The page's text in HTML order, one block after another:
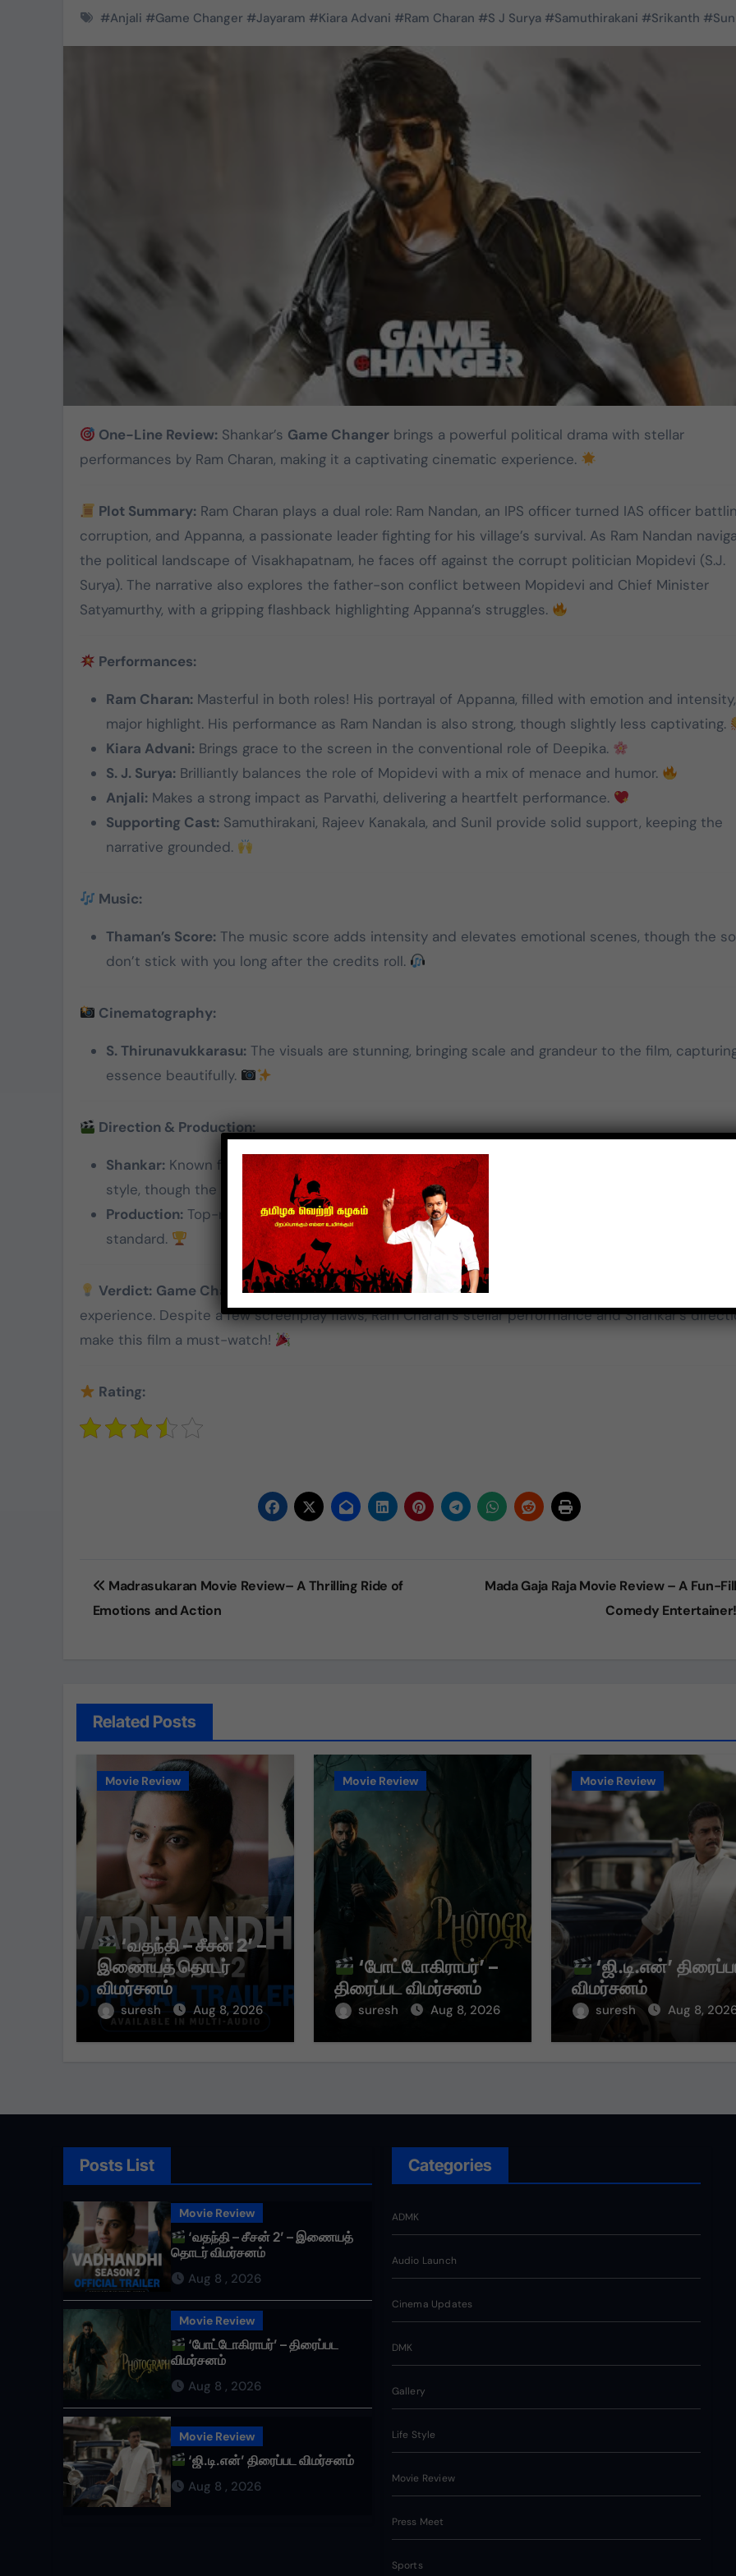
#Anjali #Game Changer #Jayaram #Kiara Advani #Ram Charan #S J Surya#Samuthirakani #Srikanth #
One-Line Review:Shankar’s Game Changerbrings a powerful political drama with stellar
performances by Ram Charan, making it a captivating cinematic experience.
Plot Summary:Ram Charan plays a dual role: Ram Nandan, an IPS officer turned IAS officer
corruption, and Appanna, a passionate leader fighting for his village’s survival. As Ram Nandan
the political landscape of Visakhapatnam, he faces off against the corrupt politician Mopidevi (S.J.
Surya). The narrative also explores the father-son conflict between Mopidevi and Chief Minister
Satyamurthy, with a gripping flashback highlighting Appanna’s struggles.
Performances:
Ram Charan:Masterful in both roles! His portrayal of Appanna, filled with emotion and
major highlight. His performance as Ram Nandan is also strong, though slightly less captivating.
Kiara Advani:Brings grace to the screen in the conventional role of Deepika.
S. J. Surya:Brilliantly balances the role of Mopidevi with a mix of menace and humor.
Anjali:Makes a strong impact as Parvathi, delivering a heartfelt performance.
Supporting Cast:Samuthirakani, Rajeev Kanakala, and Sunil provide solid support, keeping the
narrative grounded.
Music:
Thaman’s Score:The music score adds intensity and elevates emotional scenes, though the
don’t stick with you long after the credits roll.
Cinematography:
S. Thirunavukkarasu:The visuals are stunning, bringing scale and grandeur to the film,
essence beautifully.
Direction & Production:
Shankar:Known for his grand vision, Shankar delivers a strong political drama with his signature
style, though the screenplay could have been sharper.
Production:Top-notch production values from Sri Venkateshwara Creations, maintaining a high
standard.
Verdict: Game Changercombines political themes and gripping action to deliver an entertaining
experience. Despite a few screenplay flaws, Ram Charan’s stellar performance and Shankar’s
make this film a must-watch!
Rating:
Post
navigation
Madrasukaran Movie Review– A Thrilling Ride of
Emotions and Action
Mada Gaja Raja Movie Review – A Fun-
Comedy
Related Posts
Movie Review
‘வதந்தி – சீசன் 2’ –
இணையத் தொடர்
விமர்சனம்
suresh Aug 8, 2026
Movie Review
‘போட்டோகிராபர்’ –
திரைப்பட விமர்சனம்
suresh Aug 8, 2026
Movie Review
‘ஜி.டி.என்’
விமர்சனம்
suresh Aug 8,
TVK
கொட்டிவாக்கத்தில்
கிறிஸ்துமஸ்:
பெண்களுக்கு புடவை,
மாணவர்களுக்கு
நோட்டுப்புத்தகம்
Dec 22, 2024
DMK
2026 தமிழக
சட்டமன்றத் தேர்தலில்,
பேட்டரி டார்ச்
சின்னத்தில் மட்டும்
பேட்டரி டார்ச் என்பது
எங்களுக்கு வெறும்
என்னோடு பயணிக்கும்
TVK
தமிழக வெற்றிக்
கழகத்தின்
தளபதி
Posts List
Movie Review
‘வதந்தி – சீசன் 2’ – இணையத்
தொடர் விமர்சனம்
Aug 8 , 2026
Movie Review
‘போட்டோகிராபர்’ – திரைப்பட
விமர்சனம்
Aug 8 , 2026
Movie Review
‘ஜி.டி.என்’ திரைப்பட விமர்சனம்
Aug 8 , 2026
Categories
ADMK
Audio Launch
Cinema Updates
DMK
Gallery
Life Style
Movie Review
Press Meet
Sports